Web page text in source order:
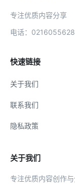
专注优质内容分享
电话：
快速链接
关于我们
联系我们
隐私政策
关于我们
专注优质内容创作